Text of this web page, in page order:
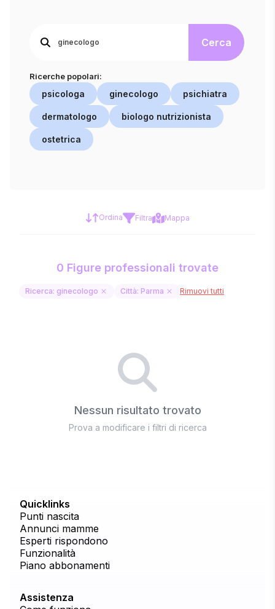
Cerca
Ricerche popolari:
psicologa ginecologo psichiatra
dermatologo biologo nutrizionista
ostetrica
Ordina Filtra Mappa
0 Figure professionali trovate
Ricerca: ginecologo Città: Parma Rimuovi tutti
Nessun risultato trovato
Prova a modificare i filtri di ricerca
Quicklinks
Punti nascita
Annunci mamme
Esperti rispondono
Funzionalità
Piano abbonamenti
Assistenza